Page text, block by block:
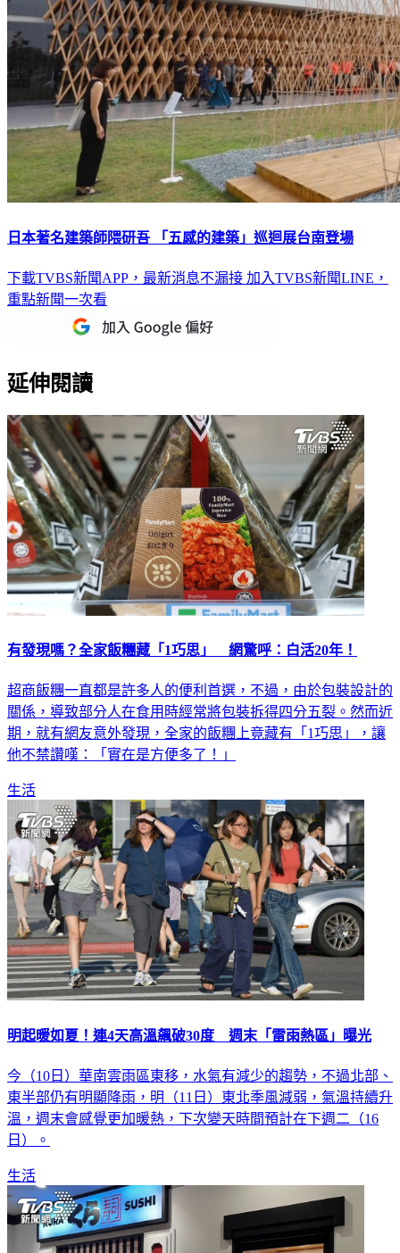
日本著名建築師隈研吾 「五感的建築」巡迴展台南登場
下載TVBS新聞APP，最新消息不漏接 加入TVBS新聞LINE，
重點新聞一次看
延伸閱讀
有發現嗎？全家飯糰藏「1巧思」 網驚呼：白活20年！
超商飯糰一直都是許多人的便利首選，不過，由於包裝設計的
關係，導致部分人在食用時經常將包裝拆得四分五裂。然而近
期，就有網友意外發現，全家的飯糰上竟藏有「1巧思」，讓
他不禁讚嘆：「實在是方便多了！」
生活
明起暖如夏！連4天高溫飆破30度 週末「雷雨熱區」曝光
今（10日）華南雲雨區東移，水氣有減少的趨勢，不過北部、
東半部仍有明顯降雨，明（11日）東北季風減弱，氣溫持續升
溫，週末會感覺更加暖熱，下次變天時間預計在下週二（16
日）。
生活